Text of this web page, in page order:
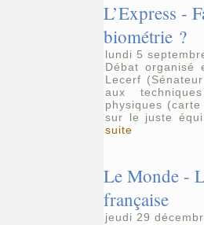
L’Express -
biométrie ?
lundi 5
Débat organisé
Lecerf
aux
physiques
sur le juste
suite
Le Monde -
française
jeudi 29